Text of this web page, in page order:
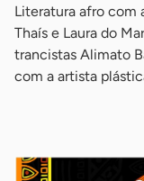
Literatura afro com
Thaís e Laura do
trancistas Alimato
com a artista